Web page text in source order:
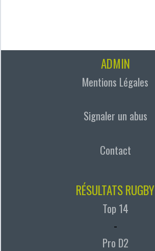
ADMIN
Mentions Légales
Signaler un abus
Contact
RÉSULTATS RUGBY
Top 14
-
Pro D2